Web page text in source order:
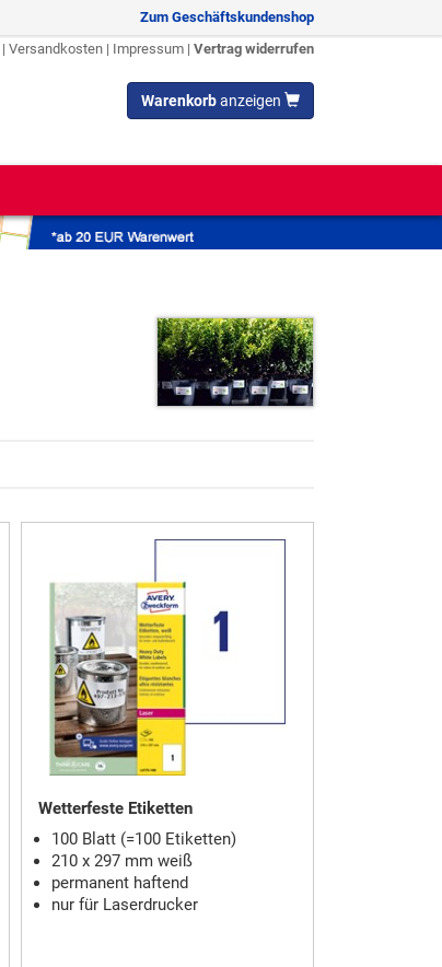
Zum Geschäftskundenshop
| Versandkosten | Impressum | Vertrag widerrufen
Warenkorbanzeigen
Wetterfeste Etiketten
100 Blatt (=100 Etiketten)
210 x 297 mm weiß
permanent haftend
nur für Laserdrucker